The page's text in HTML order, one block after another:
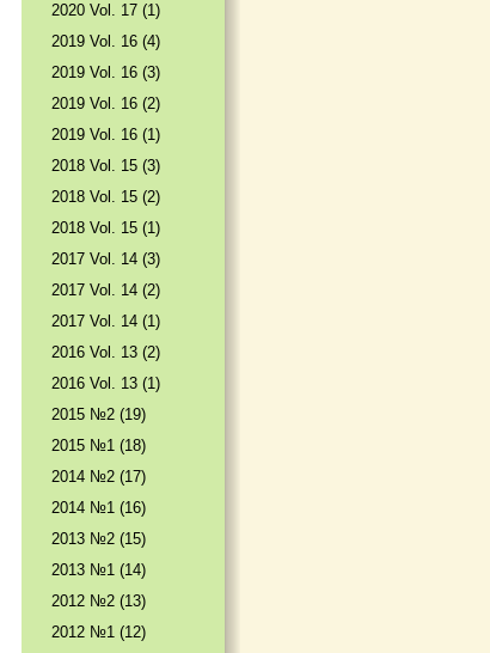
2020 Vol. 17 (1)
2019 Vol. 16 (4)
2019 Vol. 16 (3)
2019 Vol. 16 (2)
2019 Vol. 16 (1)
2018 Vol. 15 (3)
2018 Vol. 15 (2)
2018 Vol. 15 (1)
2017 Vol. 14 (3)
2017 Vol. 14 (2)
2017 Vol. 14 (1)
2016 Vol. 13 (2)
2016 Vol. 13 (1)
2015 №2 (19)
2015 №1 (18)
2014 №2 (17)
2014 №1 (16)
2013 №2 (15)
2013 №1 (14)
2012 №2 (13)
2012 №1 (12)